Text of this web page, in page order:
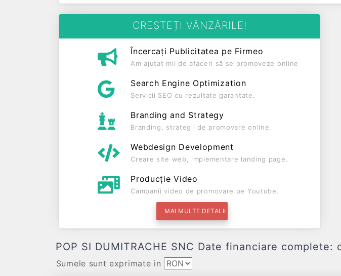
CREȘTEȚI VÂNZĂRILE!
Încercați Publicitatea pe Firmeo
Am ajutat mii de afaceri să se promoveze online
Search Engine Optimization
Servicii SEO cu rezultate garantate.
Branding and Strategy
Branding, strategii de promovare online.
Webdesign Development
Creare site web, implementare landing page.
Producție Video
Campanii video de promovare pe Youtube.
MAI MULTE DETALII
POP SI DUMITRACHE SNC Date financiare
Sumele sunt exprimate in